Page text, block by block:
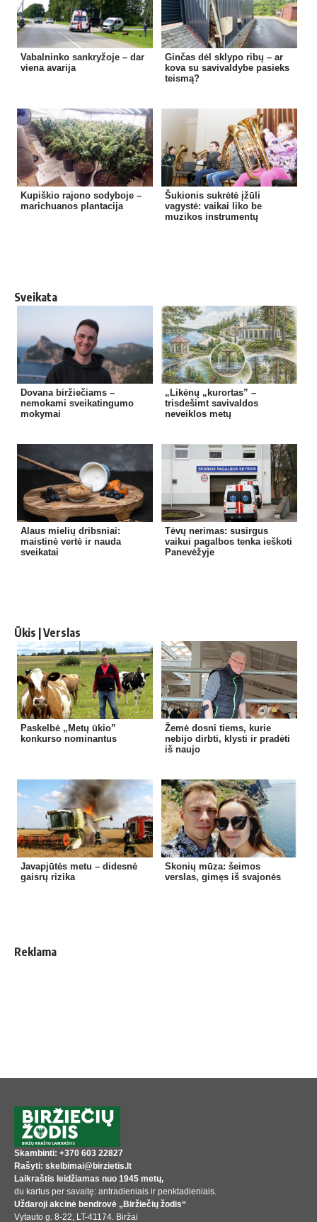
Vabalninko sankryžoje – dar
viena avarija
Ginčas dėl sklypo ribų – ar
kova su savivaldybe pasieks
teismą?
Kupiškio rajono sodyboje –
marichuanos plantacija
Šukionis sukrėtė įžūli
vagystė: vaikai liko be
muzikos instrumentų
Sveikata
Dovana biržiečiams –
nemokami sveikatingumo
mokymai
„Likėnų „kurortas” –
trisdešimt savivaldos
neveiklos metų
Alaus mielių dribsniai:
maistinė vertė ir nauda
sveikatai
Tėvų nerimas: susirgus
vaikui pagalbos tenka ieškoti
Panevėžyje
Ūkis | Verslas
Paskelbė „Metų ūkio”
konkurso nominantus
Žemė dosni tiems, kurie
nebijo dirbti, klysti ir pradėti
iš naujo
Javapjūtės metu – didesnė
gaisrų rizika
Skonių mūza: šeimos
verslas, gimęs iš svajonės
Reklama
Skambinti: +370 603 22827
Rašyti: skelbimai@birzietis.lt
Laikraštis leidžiamas nuo 1945 metų,
du kartus per savaitę: antradieniais ir penktadieniais.
Uždaroji akcinė bendrovė „Biržiečių žodis“
Vytauto g. 8-22, LT-41174. Biržai